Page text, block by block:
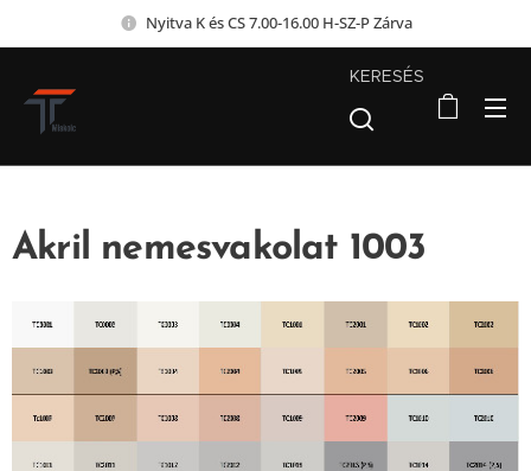
Nyitva K és CS 7.00-16.00 H-SZ-P Zárva
KERESÉS
Akril nemesvakolat 1003